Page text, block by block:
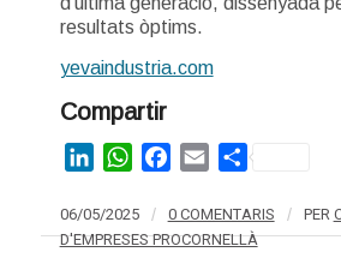
resultats òptims.
yevaindustria.com
Compartir
LinkedInWhatsAppFacebook
EmailShare
06/05/2025 / 0 COMENTARIS / PER
D'EMPRESES PROCORNELLÀ